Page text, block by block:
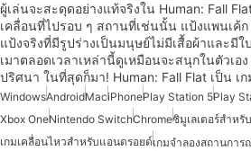
ผู้เล่นจะสะดุดอย่างแท้จริงใน Human: Fall
เคลื่อนที่ไปรอบ ๆ สถานที่เช่นนั้น แป้งแพนเค้
แป้งจริงที่มีรูปร่างเป็นมนุษย์ไม่มีเสื้อผ้าและมี
เมาตลอดเวลาเหล่านี้ดูเหมือนจะสนุกในตัวเอ
ปริศนา ในที่สุดก็มา! Human: Fall Flat เป็น
WindowsAndroidMaciPhonePlay Station 5Play
Xbox OneNintendo SwitchChromeซิมูเลเตอร์สำหรั
เกมเคลื่อนไหวสำหรับแอนดรอยด์